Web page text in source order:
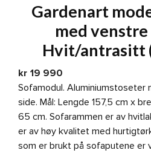
Gardenart
med
Hvit/antrasitt
kr 19 990
Sofamodul. Aluminiumstoseter
side. Mål: Lengde 157,5 cm x
65 cm. Sofarammen er av
er av høy kvalitet med
som er brukt på sofaputene er